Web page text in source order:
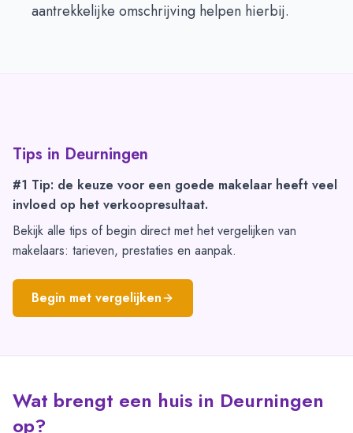
aantrekkelijke omschrijving helpen hierbij.
Tips in Deurningen
#1 Tip: de keuze voor een goede makelaar heeft veel
invloed op het verkoopresultaat.
Bekijk alle tips of begin direct met het vergelijken van
makelaars: tarieven, prestaties en aanpak.
Begin met vergelijken
Wat brengt een huis in Deurningen
op?